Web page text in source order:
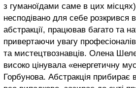
з гуманоїдами саме в цих
несподівано для себе розкрився в
абстракції, працював багато та
привертаючи увагу професіоналів
та мистецтвознавців. Олена
високо цінувала «енергетичну
Горбунова. Абстракція прибирає